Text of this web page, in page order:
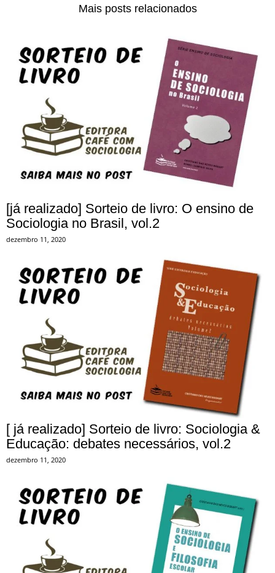
Mais posts relacionados
[já realizado] Sorteio de livro: O ensino de
Sociologia no Brasil, vol.2
dezembro 11, 2020
[ já realizado] Sorteio de livro: Sociologia &
Educação: debates necessários, vol.2
dezembro 11, 2020